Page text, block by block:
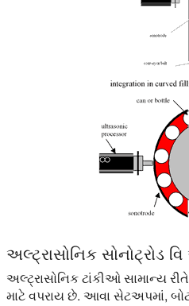
અલ્ટ્રાસોનિક સોનોટ્રોડ
અલ્ટ્રાસોનિક ટાંકીઓ સામાન્ય
માટે વપરાય છે. આવા સેટઅપમાં,